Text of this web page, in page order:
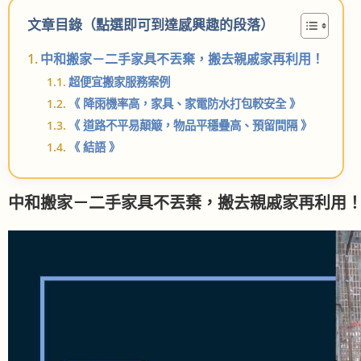
文章目錄（點選即可到達感興趣的段落）
中和搬家－二手家具不丟棄，搬去親戚家再利用！
超便宜搬家服務案例
《 降雨機率高，家具、家電防水打包較安全 》
《 道路不平易顛簸，物品平穩疊高、預留間隔 》
《 結語 》
中和搬家－二手家具不丟棄，搬去親戚家再利用